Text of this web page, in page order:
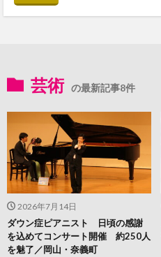
芸術 の最新記事8件
2026年7月14日
ダウン症ピアニスト 日頃の感謝
を込めてコンサート開催 約250人
を魅了／岡山・奈義町